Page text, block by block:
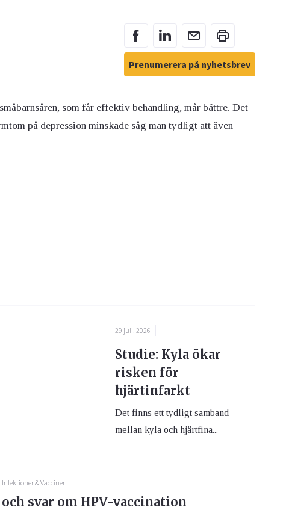
Prenumerera på nyhetsbrev
som får effektiv behandling, mår bättre. Det
på depression minskade såg man tydligt att även
29 juli, 2026
Studie: Kyla ökar
risken för
hjärtinfarkt
Det finns ett tydligt samband
mellan kyla och hjärtfina...
Infektioner & Vacciner
svar om HPV-vaccination